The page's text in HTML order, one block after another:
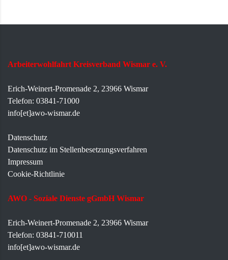
Arbeiterwohlfahrt Kreisverband Wismar e. V.
Erich-Weinert-Promenade 2, 23966 Wismar
Telefon: 03841-71000
info[et]awo-wismar.de
Datenschutz
Datenschutz im Stellenbesetzungsverfahren
Impressum
Cookie-Richtlinie
AWO - Soziale Dienste gGmbH Wismar
Erich-Weinert-Promenade 2, 23966 Wismar
Telefon: 03841-710011
info[et]awo-wismar.de